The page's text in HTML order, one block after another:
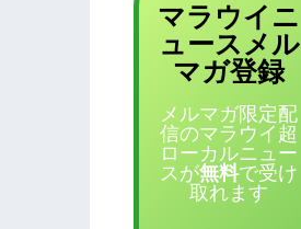
マラウイニ
ュース メル
マガ登録
メルマガ限定配
信のマラウイ超
ローカルニュー
スが無料で受け
取れます